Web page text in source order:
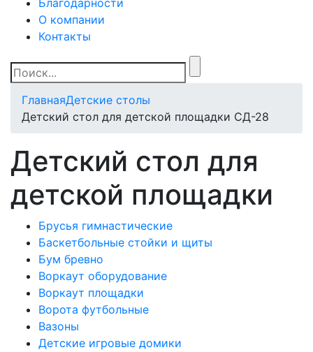
Благодарности
О компании
Контакты
ГлавнаяДетские столы
Детский стол для детской площадки СД-28
Детский стол для
детской площадки
Брусья гимнастические
Баскетбольные стойки и щиты
Бум бревно
Воркаут оборудование
Воркаут площадки
Ворота футбольные
Вазоны
Детские игровые домики